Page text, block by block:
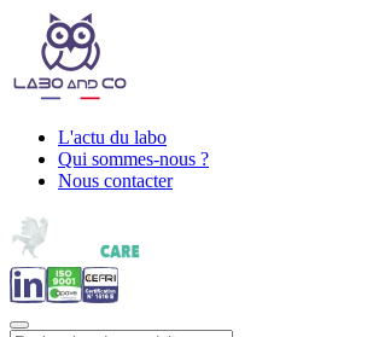
L'actu du labo
Qui sommes-nous ?
Nous contacter